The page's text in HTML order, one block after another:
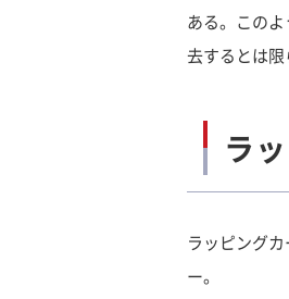
ある。この
去するとは限
ラ
ラッピング
ー。